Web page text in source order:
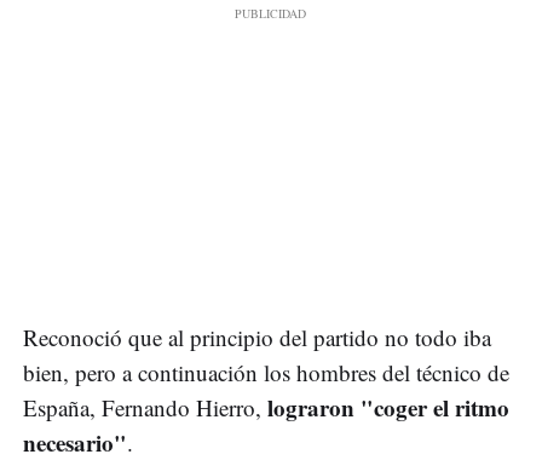
Reconoció que al principio del partido no todo iba
bien, pero a continuación los hombres del técnico de
España, Fernando Hierro, lograron "coger el ritmo
necesario".